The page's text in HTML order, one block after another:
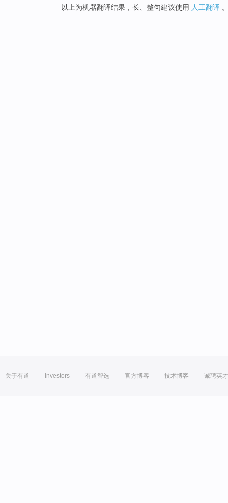
以上为机器翻译结果，长、整句建议使用 人工翻译
关于有道 Investors 有道智选 官方博客 技术博客 诚聘英才